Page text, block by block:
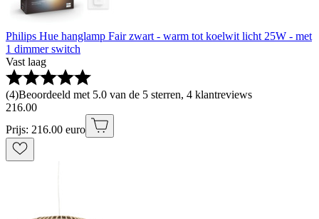
Philips Hue hanglamp Fair zwart - warm tot koelwit licht 25W - met
1 dimmer switch
Vast laag
(4)Beoordeeld met 5.0 van de 5 sterren, 4 klantreviews
216.00
Prijs: 216.00 euro